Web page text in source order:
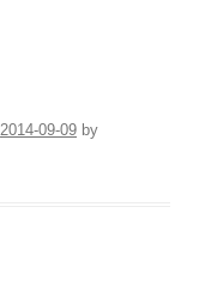
2014-09-09 by